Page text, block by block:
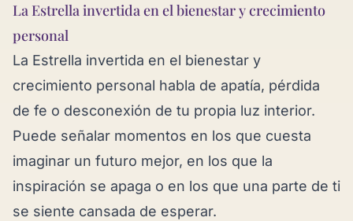
La Estrella invertida en el bienestar y crecimiento
personal
La Estrella invertida en el bienestar y
crecimiento personal habla de apatía, pérdida
de fe o desconexión de tu propia luz interior.
Puede señalar momentos en los que cuesta
imaginar un futuro mejor, en los que la
inspiración se apaga o en los que una parte de ti
se siente cansada de esperar.